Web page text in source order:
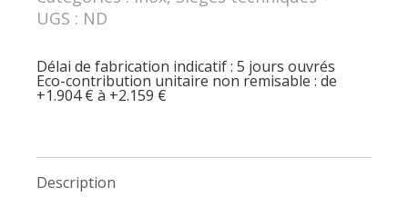
inox
et
UGS : ND
Délai de fabrication indicatif : 5 jours ouvrés
Eco-contribution unitaire non remisable : de
+1.904 € à +2.159 €
Description